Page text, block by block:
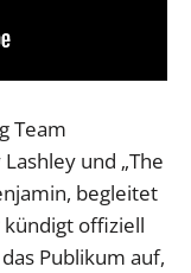
Team
und „The
begleitet
kündigt offiziell
Publikum auf,